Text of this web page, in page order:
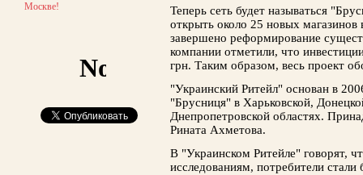
Москве!
Теперь сеть будет называться
открыть около 25 новых
завершено реформирование
компании отметили, что
грн. Таким образом, весь проект
"Украинский Ритейл" основан в
"Брусниця" в Харьковской,
Днепропетровской областях.
Рината Ахметова.
В "Украинском Ритейле" говорят,
исследованиям, потребители